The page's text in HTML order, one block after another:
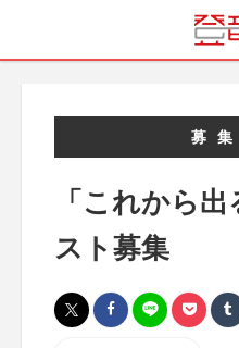
募
「これから
スト募集